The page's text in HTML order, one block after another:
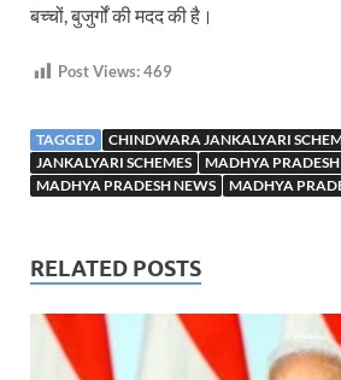
बच्चों, बुजुर्गों की मदद की है।
Post Views:469
TAGGED
CHINDWARA JANKALYARI
JANKALYARI SCHEMES
MADHYA PRADESH
MADHYA PRADESH NEWS
MADHYA
RELATED POSTS